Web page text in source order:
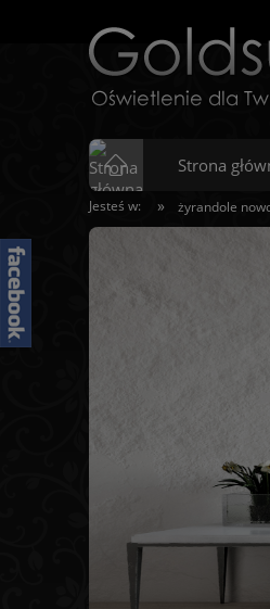
Strona
Jesteś w: » żyrandole